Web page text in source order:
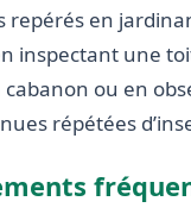
repérés en
inspectant une
ou en
répétées